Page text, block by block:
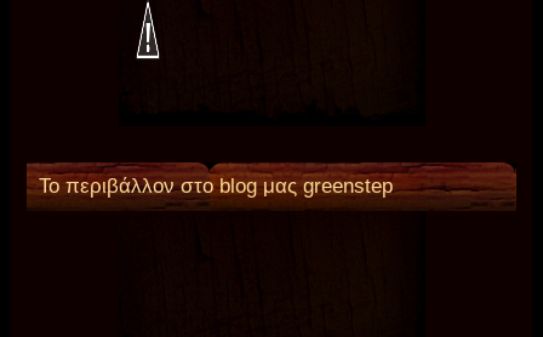
Το περιβάλλον στο blog μας greenstep